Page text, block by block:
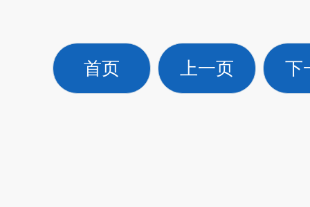
首页 上一页 下